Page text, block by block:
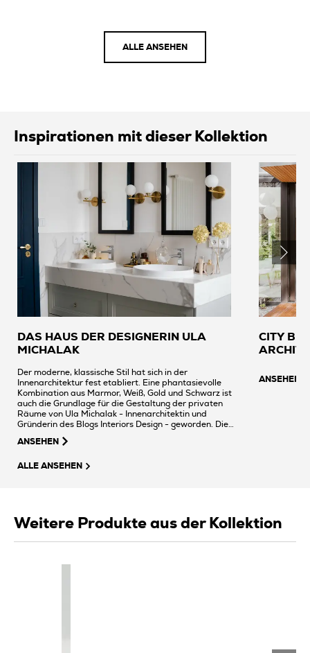
ALLE ANSEHEN
Inspirationen mit dieser Kollektion
DAS HAUS DER DESIGNERIN ULA
MICHALAK
Der moderne, klassische Stil hat sich in der
Innenarchitektur fest etabliert. Eine phantasievolle
Kombination aus Marmor, Weiß, Gold und Schwarz ist
auch die Grundlage für die Gestaltung der privaten
Räume von Ula Michalak - Innenarchitektin und
Gründerin des Blogs Interiors Design - geworden. Die
mit Fliesen der Tubądzin Group ausgestattet.
ANSEHEN
CITY
ANSEHEN
ALLE ANSEHEN
Weitere Produkte aus der Kollektion